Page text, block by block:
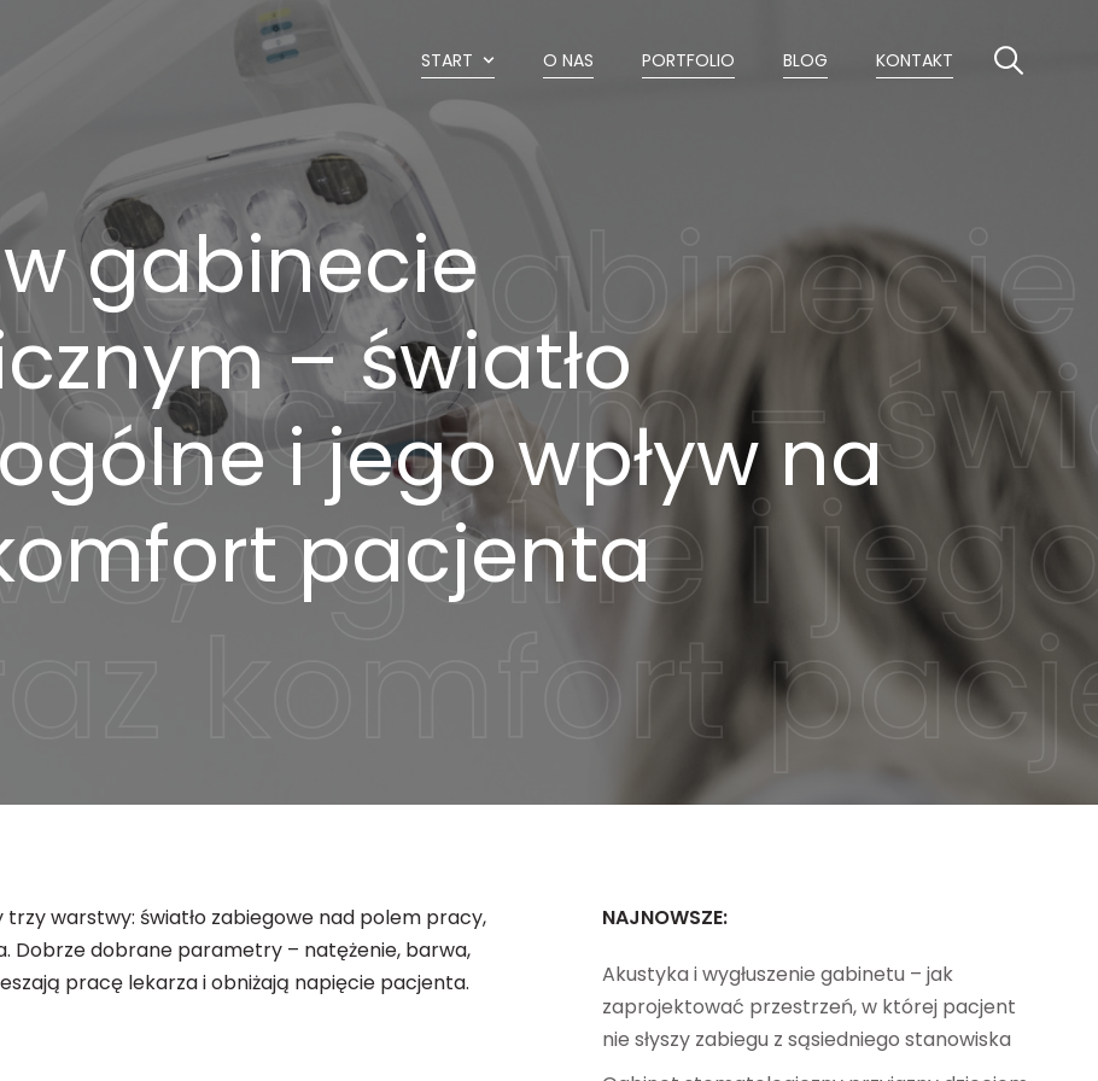
START O NAS PORTFOLIO BLOG KONTAKT
gabinecie
– światło
i jego wpływ na
pacjenta
warstwy: światło zabiegowe nad polem pracy,
Dobrze dobrane parametry – natężenie, barwa,
pracę lekarza i obniżają napięcie pacjenta.
NAJNOWSZE:
Akustyka i wygłuszenie gabinetu – jak
zaprojektować przestrzeń, w której pacjent
nie słyszy zabiegu z sąsiedniego stanowiska